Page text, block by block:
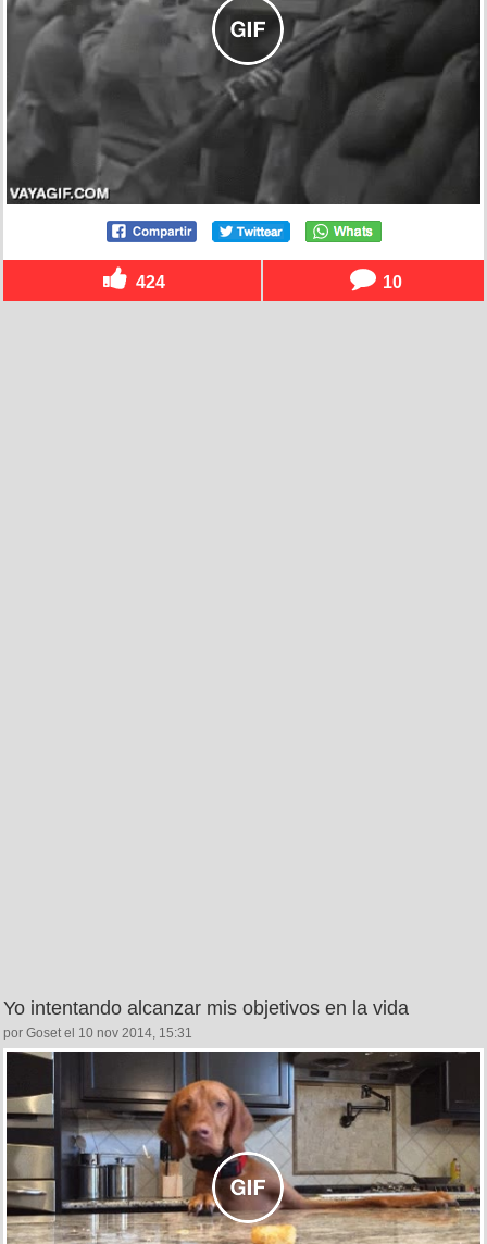
424 10
Yo intentando alcanzar mis objetivos en la vida
por Goset el 10 nov 2014, 15:31